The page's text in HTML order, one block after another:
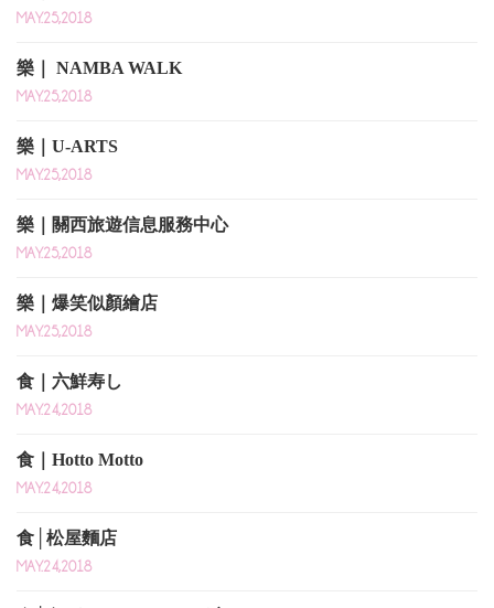
MAY.25,2018
樂｜ NAMBA WALK
MAY.25,2018
樂｜U-ARTS
MAY.25,2018
樂｜關西旅遊信息服務中心
MAY.25,2018
樂｜爆笑似顏繪店
MAY.25,2018
食｜六鮮寿し
MAY.24,2018
食｜Hotto Motto
MAY.24,2018
食│松屋麵店
MAY.24,2018